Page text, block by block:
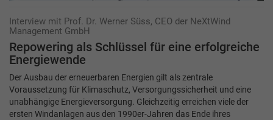
Interview mit Prof. Dr. Werner Süss, CEO der NeXtWind
Management GmbH
Repowering als Schlüssel für eine erfolgreiche
Energiewende
Der Ausbau der erneuerbaren Energien gilt als zentrale
Voraussetzung für Klimaschutz, Versorgungssicherheit und eine
unabhängige Energieversorgung. Gleichzeitig erreichen viele der
ersten Windanlagen aus den 1990er-Jahren das Ende ihres